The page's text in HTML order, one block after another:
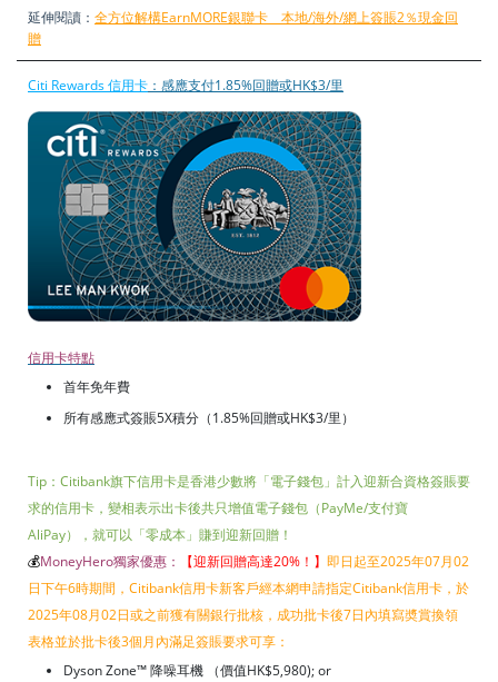
延伸閱讀： 全方位解構EarnMORE銀聯卡 本地/海外/網上簽賬2％現金回
贈
Citi Rewards 信用卡 ：感應支付1.85%回贈或HK$3/里
信用卡特點
首年免年費
所有感應式簽賬5X積分（1.85%回贈或HK$3/里）
Tip：Citibank旗下信用卡是香港少數將「電子錢包」計入迎新合資格簽賬要
求的信用卡，變相表示出卡後共只增值電子錢包（PayMe/支付寶
AliPay），就可以「零成本」賺到迎新回贈！
💰MoneyHero獨家優惠： 【迎新回贈高達20%！ 】 即日起至2025年07月02
日下午6時期間，Citibank信用卡新客戶經本網申請指定Citibank信用卡，於
2025年08月02日或之前獲有關銀行批核，成功批卡後7日內填寫奬賞換領
表格並於批卡後3個月內滿足簽賬要求可享：
Dyson Zone™ 降噪耳機 （價值HK$5,980); or